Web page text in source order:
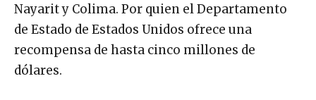
Nayarit y Colima. Por quien el Departamento
de Estado de Estados Unidos ofrece una
recompensa de hasta cinco millones de
dólares.